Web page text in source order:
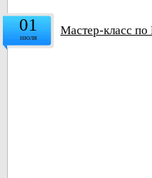
01
июля Мастер-класс